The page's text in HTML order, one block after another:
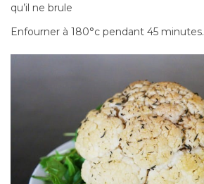
qu’il ne brule
Enfourner à 180°c pendant 45 minutes.